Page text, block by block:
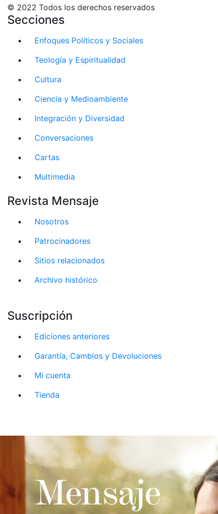
© 2022 Todos los derechos reservados
Secciones
Enfoques Políticos y Sociales
Teología y Espiritualidad
Cultura
Ciencia y Medioambiente
Integración y Diversidad
Conversaciones
Cartas
Multimedia
Revista Mensaje
Nosotros
Patrocinadores
Sitios relacionados
Archivo histórico
Suscripción
Ediciones anteriores
Garantía, Cambios y Devoluciones
Mi cuenta
Tienda